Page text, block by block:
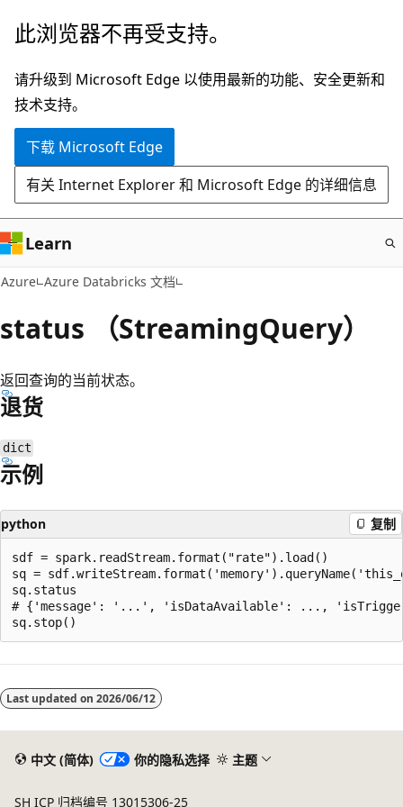
跳
主
要
内
此浏览器不再受支持。
请升级到 Microsoft Edge 以使用最新的功能、安全更新和
技术支持。
下载 Microsoft Edge
有关 Internet Explorer 和 Microsoft Edge 的详细信息
Learn
Azure Azure Databricks 文档
status （StreamingQuery）
返回查询的当前状态。
退货
dict
示例
python 复制
sdf = spark.readStream.format("rate").load()
sq =
sq.status
# {'message': '...', 'isDataAvailable': ...,
模
式
Last updated on 2026/06/12
中文 (简体) 你的隐私选择 主题
SH ICP 归档编号 13015306-25